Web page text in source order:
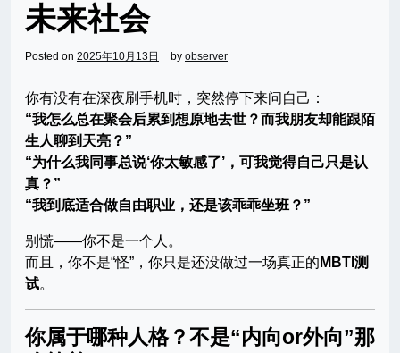
未来社会
Posted on 2025年10月13日 by observer
你有没有在深夜刷手机时，突然停下来问自己：
“我怎么总在聚会后累到想原地去世？而我朋友却能跟陌
生人聊到天亮？”
“为什么我同事总说‘你太敏感了’，可我觉得自己只是认
真？”
“我到底适合做自由职业，还是该乖乖坐班？”
别慌——你不是一个人。
而且，你不是“怪”，你只是还没做过一场真正的 MBTI测
试。
你属于哪种人格？不是“内向or外向”那